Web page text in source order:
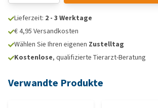
Lieferzeit: 2 - 3 Werktage
€ 4,95 Versandkosten
Wählen Sie Ihren eigenen Zustelltag
Kostenlose, qualifizierte Tierarzt-Beratung
Verwandte Produkte